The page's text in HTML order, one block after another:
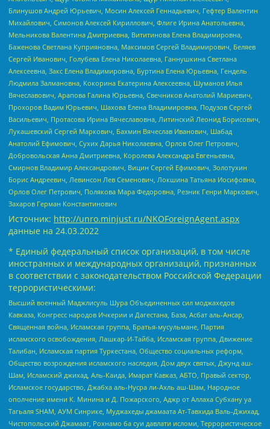
Блинушов Андрей Юрьевич, Мосин Алексей Геннадьевич, Гефтер Валентин
Михайлович, Симонов Алексей Кириллович, Флиге Ирина Анатольевна,
Мельникова Валентина Дмитриевна, Вититинова Елена Владимировна,
Баженова Светлана Куприяновна, Максимов Сергей Владимирович, Беляев
Сергей Иванович, Голубева Елена Николаевна, Ганнушкина Светлана
Алексеевна, Закс Елена Владимировна, Буртина Елена Юрьевна, Гендель
Людмила Залмановна, Кокорина Екатерина Алексеевна, Шуманов Илья
Вячеславович, Арапова Галина Юрьевна, Свечников Анатолий Мариевич,
Прохоров Вадим Юрьевич, Шахова Елена Владимировна, Подузов Сергей
Васильевич, Протасова Ирина Вячеславовна, Литинский Леонид Борисович,
Лукашевский Сергей Маркович, Бахмин Вячеслав Иванович, Шабад
Анатолий Ефимович, Сухих Дарья Николаевна, Орлов Олег Петрович,
Добровольская Анна Дмитриевна, Королева Александра Евгеньевна,
Смирнов Владимир Александрович, Вицин Сергей Ефимович, Золотухин
Борис Андреевич, Левинсон Лев Семенович, Локшина Татьяна Иосифовна,
Орлов Олег Петрович, Полякова Мара Федоровна, Резник Генри Маркович,
Захаров Герман Константинович
Источник: http://unro.minjust.ru/NKOForeignAgent.aspx
данные на 24.03.2022
* Единый федеральный список организаций, в том числе
иностранных и международных организаций, признанных
в соответствии с законодательством Российской Федерации
террористическими:
Высший военный Маджлисуль Шура Объединенных сил моджахедов
Кавказа, Конгресс народов Ичкерии и Дагестана, База, Асбат аль-Ансар,
Священная война, Исламская группа, Братья-мусульмане, Партия
исламского освобождения, Лашкар-И-Тайба, Исламская группа, Движение
Талибан, Исламская партия Туркестана, Общество социальных реформ,
Общество возрождения исламского наследия, Дом двух святых, Джунд аш-
Шам, Исламский джихад, Аль-Каида, Имарат Кавказ, АБТО, Правый сектор,
Исламское государство, Джабха аль-Нусра ли-Ахль аш-Шам, Народное
ополчение имени К. Минина и Д. Пожарского, Аджр от Аллаха Субхану уа
Тагьаля SHAM, АУМ Синрике, Муджахеды джамаата Ат-Тавхида Валь-Джихад,
Чистопольский Джамаат, Рохнамо ба суи давлати исломи, Террористическое